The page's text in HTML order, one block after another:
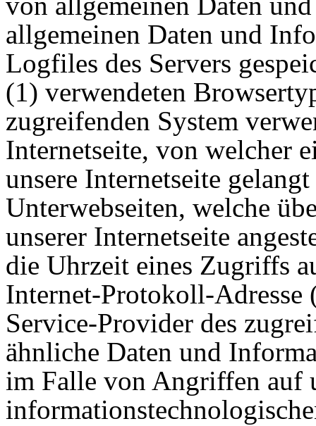
allgemeinen Daten und
Logfiles des Servers
(1) verwendeten
zugreifenden System
Internetseite, von welcher
unsere Internetseite
Unterwebseiten, welche
unserer Internetseite
die Uhrzeit eines Zugriffs
Internet-Protokoll-Adresse
Service-Provider des
ähnliche Daten und
im Falle von Angriffen auf